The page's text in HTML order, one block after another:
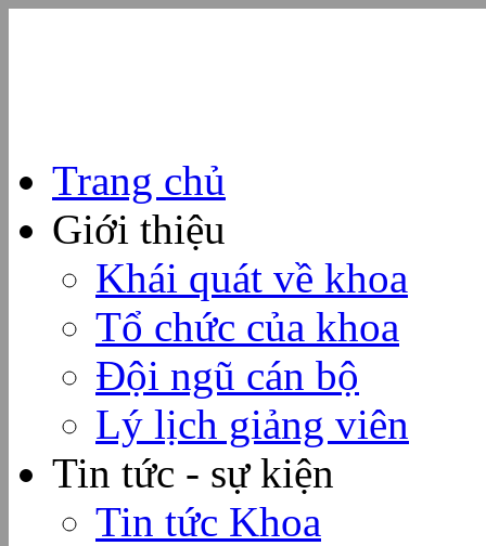
Trang chủ
Giới thiệu
Khái quát về khoa
Tổ chức của khoa
Đội ngũ cán bộ
Lý lịch giảng viên
Tin tức - sự kiện
Tin tức Khoa